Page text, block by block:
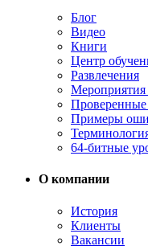
Блог
Видео
Книги
Центр
Развлечения
Мероприятия
Примеры
64-битные
О компании
История
Клиенты
Вакансии